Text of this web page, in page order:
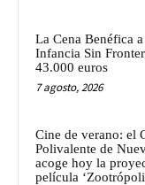
La Cena Benéfica
Infancia Sin
43.000 euros
7 agosto, 2026
Cine de verano: el
Polivalente de
acoge hoy la
película